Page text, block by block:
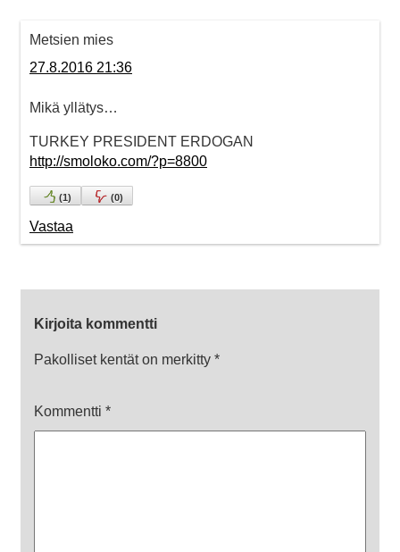
Metsien mies
27.8.2016 21:36
Mikä yllätys…
TURKEY PRESIDENT ERDOGAN
http://smoloko.com/?p=8800
(1) (0)
Vastaa
Kirjoita kommentti
Pakolliset kentät on merkitty *
Kommentti *